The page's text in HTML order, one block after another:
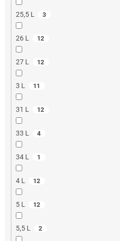
25,5 L 3
26 L 12
27 L 12
3 L 11
31 L 12
33 L 4
34 L 1
4 L 12
5 L 12
5,5 L 2